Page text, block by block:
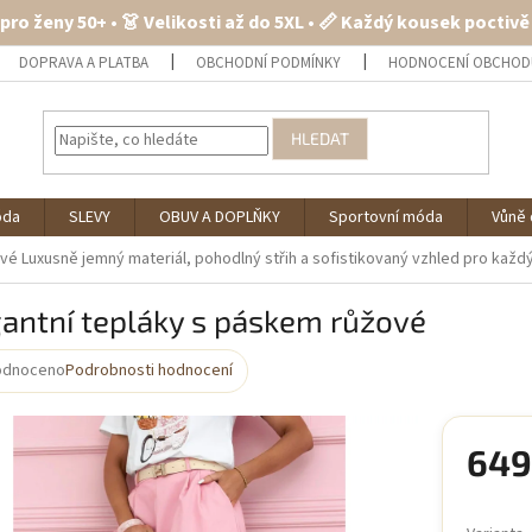
ženy 50+ • 👗 Velikosti až do 5XL • 📏 Každý kousek
DOPRAVA A PLATBA OBCHODNÍ PODMÍNKY HODNOCENÍ
HLEDAT
SLEVY OBUV A DOPLŇKY Sportovní móda
Luxusně jemný materiál, pohodlný střih a sofistikovaný vzhled pro
tepláky s páskem růžové
Podrobnosti hodnocení